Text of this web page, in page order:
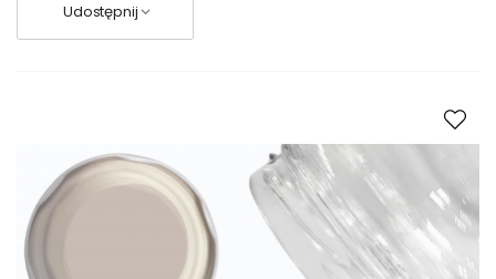
Udostępnij